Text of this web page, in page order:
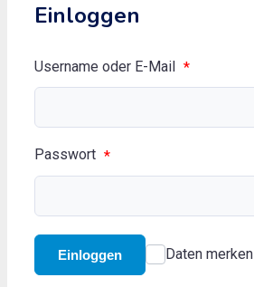
Einloggen
Username oder E-Mail *
Passwort *
Einloggen Daten merken